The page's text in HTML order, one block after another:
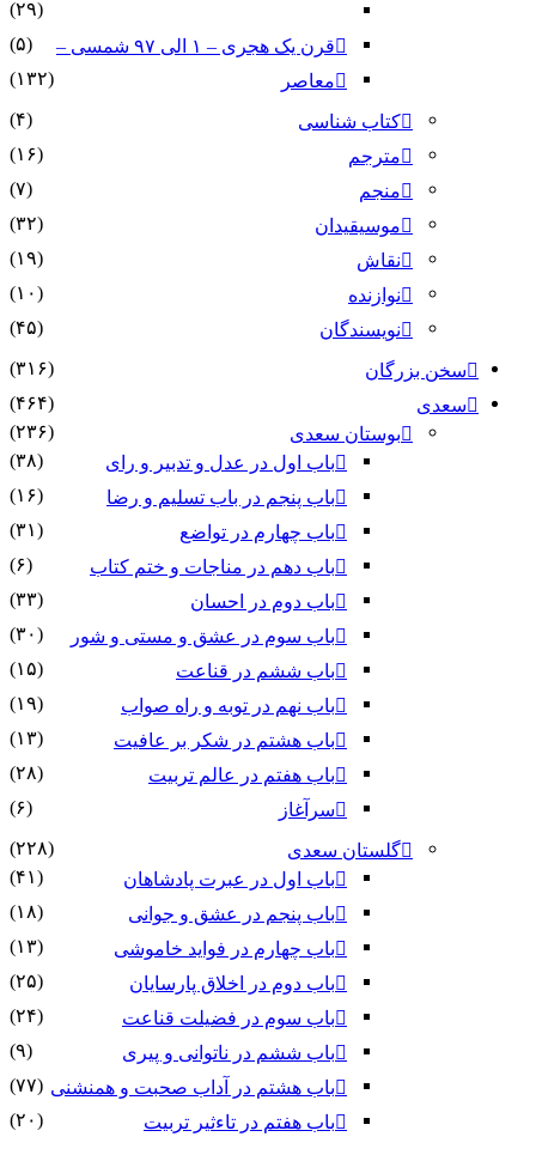
(۲۹)
قرن یک هجری – ۱ الی ۹۷ شمسی –
(۵)
معاصر
(۱۳۲)
کتاب شناسی
(۴)
مترجم
(۱۶)
منجم
(۷)
موسیقیدان
(۳۲)
نقاش
(۱۹)
نوازنده
(۱۰)
نویسندگان
(۴۵)
سخن بزرگان
(۳۱۶)
سعدی
(۴۶۴)
بوستان سعدی
(۲۳۶)
باب اول در عدل و تدبیر و رای
(۳۸)
باب پنجم در باب تسلیم و رضا
(۱۶)
باب چهارم در تواضع
(۳۱)
باب دهم در مناجات و ختم کتاب
(۶)
باب دوم در احسان
(۳۳)
باب سوم در عشق و مستی و شور
(۳۰)
باب ششم در قناعت
(۱۵)
باب نهم در توبه و راه صواب
(۱۹)
باب هشتم در شکر بر عافیت
(۱۳)
باب هفتم در عالم تربیت
(۲۸)
سرآغاز
(۶)
گلستان سعدی
(۲۲۸)
باب اول در عبرت پادشاهان
(۴۱)
باب پنجم در عشق و جوانى
(۱۸)
باب چهارم در فواید خاموشى
(۱۳)
باب دوم در اخلاق پارسایان
(۲۵)
باب سوم در فضیلت قناعت
(۲۴)
باب ششم در ناتوانى و پیرى
(۹)
باب هشتم در آداب صحبت و همنشنى (۷۷)
باب هفتم در تاءثیر تربیت
(۲۰)